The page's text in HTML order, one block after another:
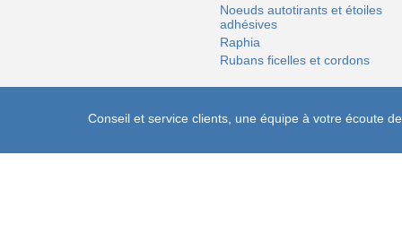
Noeuds autotirants et étoiles
adhésives
Raphia
Rubans ficelles et cordons
Conseil et service clients, une équipe à votre écoute